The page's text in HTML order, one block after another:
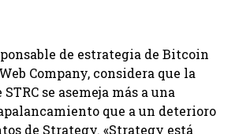
de estrategia de Bitcoin
Company, considera que la
se asemeja más a una
que a un deterioro
de Strategy. «Strategy está